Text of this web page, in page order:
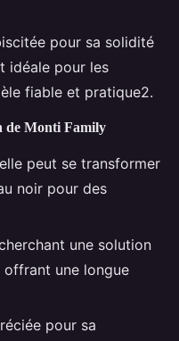
pour sa solidité
idéale pour les
fiable et pratique2.
de Monti Family
peut se transformer
noir pour des
une solution
une longue
pour sa